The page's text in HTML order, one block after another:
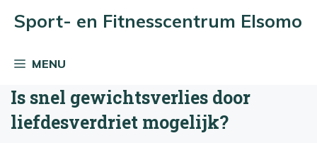
naar
inhoud
Sport- en Fitnesscentrum Elsomo
MENU
Is snel gewichtsverlies door
liefdesverdriet mogelijk?